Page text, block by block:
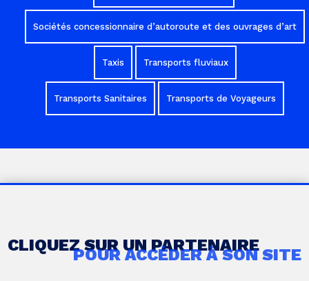
Sociétés concessionnaire d’autoroute et des ouvrages d’art
Taxis Transports fluviaux
Transports Sanitaires Transports de Voyageurs
CLIQUEZ SUR UN PARTENAIRE
POUR ACCÉDER À SON SITE